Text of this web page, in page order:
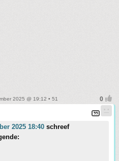
2025 @ 19:12 • 51
2025 18:40 schreef